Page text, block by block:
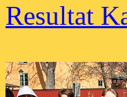
Resultat